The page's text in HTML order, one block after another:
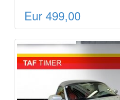
Eur 499,00